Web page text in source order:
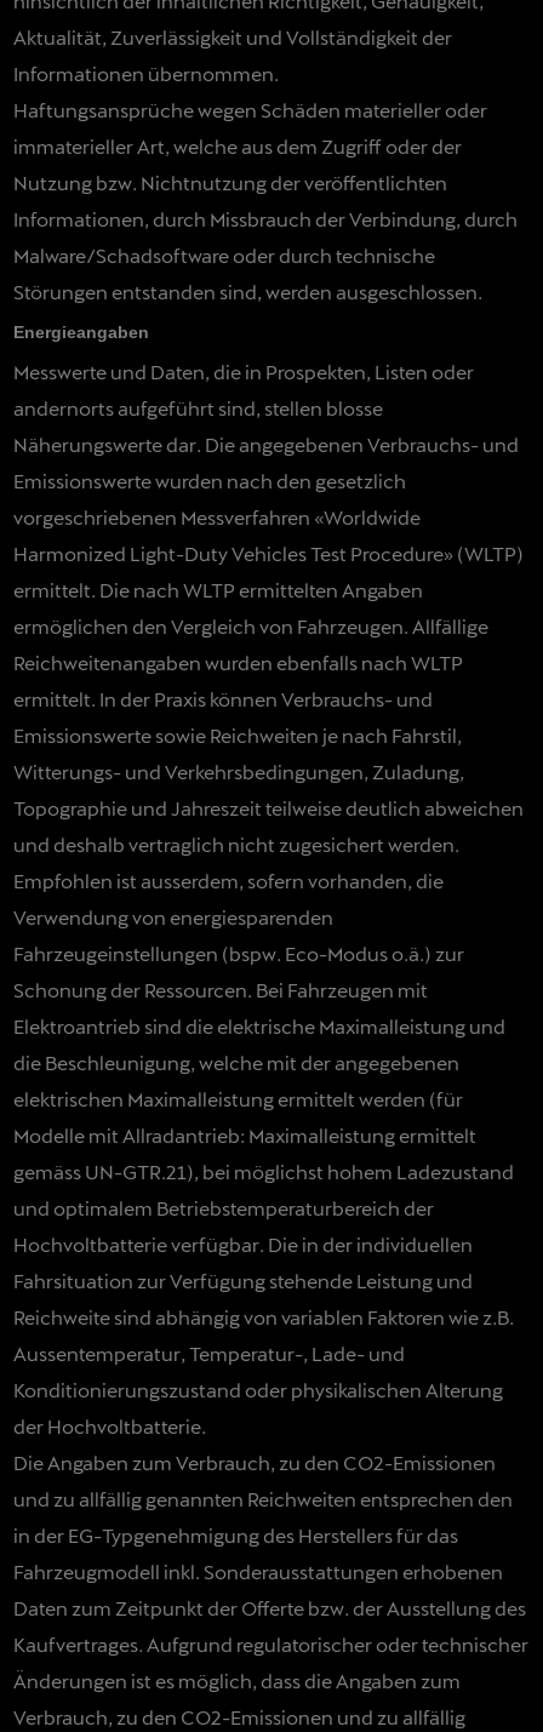
Aktualität, Zuverlässigkeit und Vollständigkeit der
Informationen übernommen.
Haftungsansprüche wegen Schäden materieller oder
immaterieller Art, welche aus dem Zugriff oder der
Nutzung bzw. Nichtnutzung der veröffentlichten
Informationen, durch Missbrauch der Verbindung, durch
Malware/Schadsoftware oder durch technische
Störungen entstanden sind, werden ausgeschlossen.
Energieangaben
Messwerte und Daten, die in Prospekten, Listen oder
andernorts aufgeführt sind, stellen blosse
Näherungswerte dar. Die angegebenen Verbrauchs- und
Emissionswerte wurden nach den gesetzlich
vorgeschriebenen Messverfahren «Worldwide
Harmonized Light-Duty Vehicles Test Procedure» (WLTP)
ermittelt. Die nach WLTP ermittelten Angaben
ermöglichen den Vergleich von Fahrzeugen. Allfällige
Reichweitenangaben wurden ebenfalls nach WLTP
ermittelt. In der Praxis können Verbrauchs- und
Emissionswerte sowie Reichweiten je nach Fahrstil,
Witterungs- und Verkehrsbedingungen, Zuladung,
Topographie und Jahreszeit teilweise deutlich abweichen
und deshalb vertraglich nicht zugesichert werden.
Empfohlen ist ausserdem, sofern vorhanden, die
Verwendung von energiesparenden
Fahrzeugeinstellungen (bspw. Eco-Modus o.ä.) zur
Schonung der Ressourcen. Bei Fahrzeugen mit
Elektroantrieb sind die elektrische Maximalleistung und
die Beschleunigung, welche mit der angegebenen
elektrischen Maximalleistung ermittelt werden (für
Modelle mit Allradantrieb: Maximalleistung ermittelt
gemäss UN-GTR.21), bei möglichst hohem Ladezustand
und optimalem Betriebstemperaturbereich der
Hochvoltbatterie verfügbar. Die in der individuellen
Fahrsituation zur Verfügung stehende Leistung und
Reichweite sind abhängig von variablen Faktoren wie z.B.
Aussentemperatur, Temperatur-, Lade- und
Konditionierungszustand oder physikalischen Alterung
der Hochvoltbatterie.
Die Angaben zum Verbrauch, zu den CO2-Emissionen
und zu allfällig genannten Reichweiten entsprechen den
in der EG-Typgenehmigung des Herstellers für das
Fahrzeugmodell inkl. Sonderausstattungen erhobenen
Daten zum Zeitpunkt der Offerte bzw. der Ausstellung des
Kaufvertrages. Aufgrund regulatorischer oder technischer
Änderungen ist es möglich, dass die Angaben zum
Verbrauch, zu den CO2-Emissionen und zu allfällig